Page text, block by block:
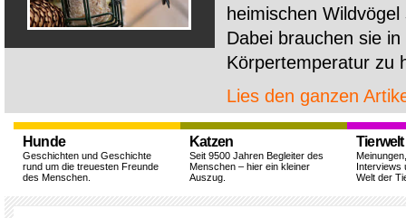
heimischen
Dabei brauchen sie
Körpertemperatur zu
Lies den ganzen
Hunde
Geschichten und Geschichte
rund um die treuesten Freunde
des Menschen.
Katzen
Seit 9500 Jahren Begleiter des
Menschen – hier ein kleiner
Auszug.
Tierwelt
Interviews
Welt der